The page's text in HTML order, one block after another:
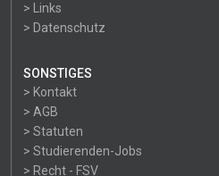
> Links
> Datenschutz
SONSTIGES
> Kontakt
> AGB
> Statuten
> Studierenden-Jobs
> Recht - FSV